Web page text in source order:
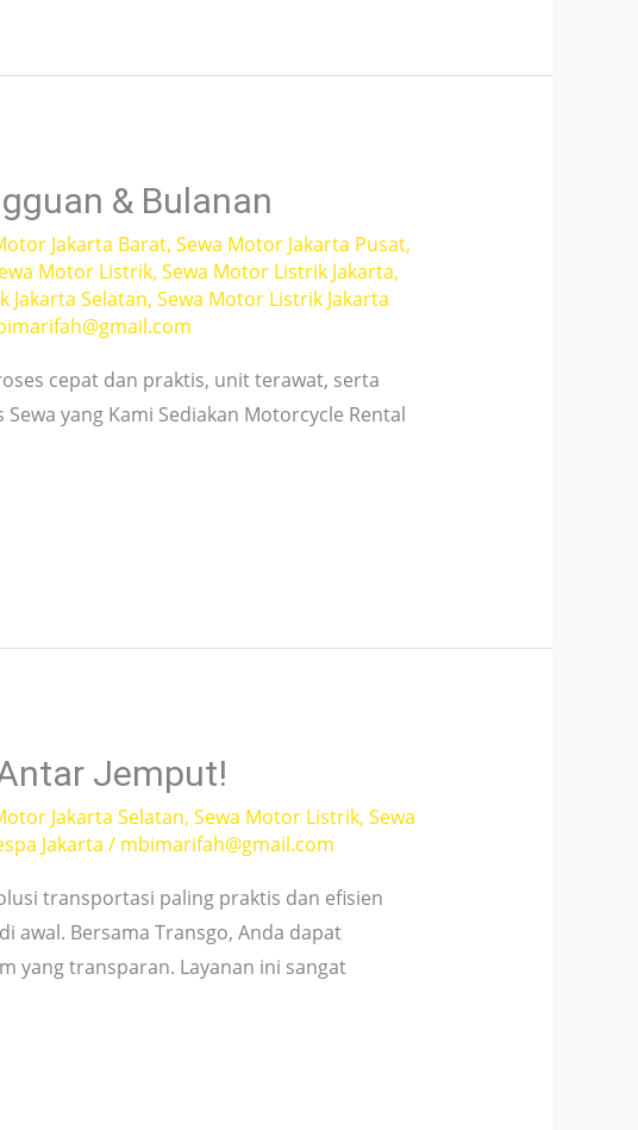
& Bulanan
Jakarta Barat, Sewa Motor Jakarta Pusat,
Motor Listrik, Sewa Motor Listrik Jakarta,
Jakarta Selatan, Sewa Motor Listrik Jakarta
cepat dan praktis, unit terawat, serta
yang Kami Sediakan Motorcycle Rental
Jemput!
Jakarta Selatan, Sewa Motor Listrik, Sewa
Jakarta / mbimarifah@gmail.com
transportasi paling praktis dan efisien
awal. Bersama Transgo, Anda dapat
yang transparan. Layanan ini sangat